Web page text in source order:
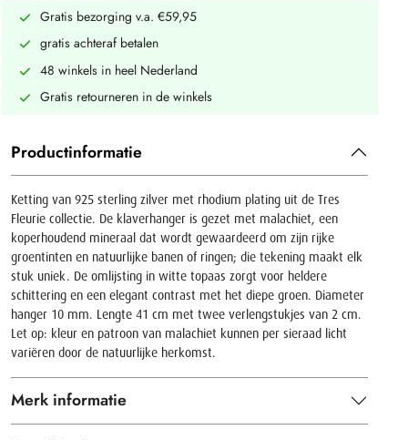
Gratis bezorging v.a. €59,95
gratis achteraf betalen
48 winkels in heel Nederland
Gratis retourneren in de winkels
Productinformatie
Ketting van 925 sterling zilver met rhodium plating uit de Tres
Fleurie collectie. De klaverhanger is gezet met malachiet, een
koperhoudend mineraal dat wordt gewaardeerd om zijn rijke
groentinten en natuurlijke banen of ringen; die tekening maakt elk
stuk uniek. De omlijsting in witte topaas zorgt voor heldere
schittering en een elegant contrast met het diepe groen. Diameter
hanger 10 mm. Lengte 41 cm met twee verlengstukjes van 2 cm.
Let op: kleur en patroon van malachiet kunnen per sieraad licht
variëren door de natuurlijke herkomst.
Merk informatie